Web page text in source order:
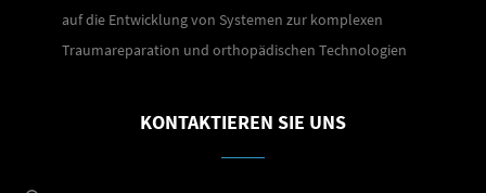
auf die Entwicklung von Systemen zur komplexen
Traumareparation und orthopädischen Technologien
KONTAKTIEREN SIE UNS